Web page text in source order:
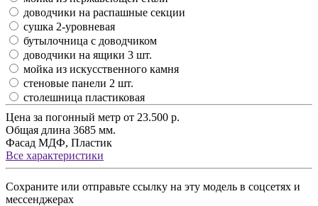
доводчики на распашные секции
сушка 2-уровневая
бутылочница с доводчиком
доводчики на ящики 3 шт.
мойка из искусственного камня
стеновые панели 2 шт.
столешница пластиковая
Цена за погонный метр от 23.500 р.
Общая длина 3685 мм.
Фасад МДФ, Пластик
Все характеристики
Сохраните или отправьте ссылку на эту модель в соцсетях и
мессенджерах